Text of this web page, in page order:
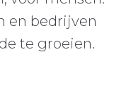
en bedrijven
te groeien.